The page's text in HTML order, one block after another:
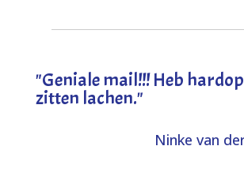
"Geniale mail!!! Heb hardop
zitten lachen."
Ninke van